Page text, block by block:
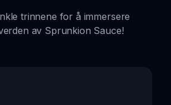
trinnene for å immersere
av Sprunkion Sauce!